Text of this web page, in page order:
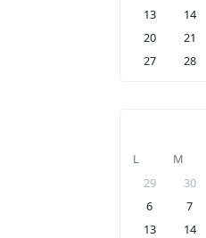
13
14
20
21
27
28
L M
29
30
6
7
13
14